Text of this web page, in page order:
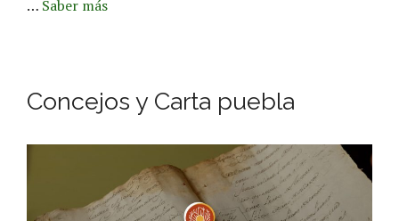
… Saber más
Concejos y Carta puebla